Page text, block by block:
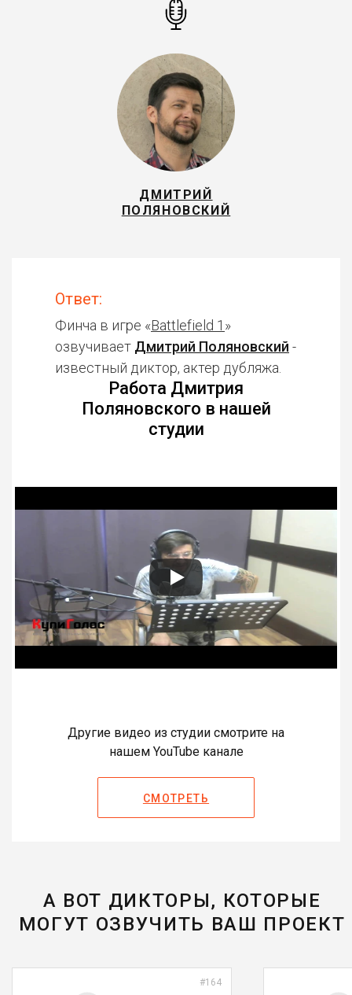
ДМИТРИЙ
ПОЛЯНОВСКИЙ
Ответ:
Финча в игре «Battlefield 1 »
озвучивает Дмитрий Поляновский -
известный диктор, актер дубляжа.
Работа Дмитрия
Поляновского в нашей
студии
Другие видео из студии смотрите на
нашем YouTube канале
СМОТРЕТЬ
А ВОТ ДИКТОРЫ, КОТОРЫЕ
МОГУТ ОЗВУЧИТЬ ВАШ ПРОЕКТ
#164